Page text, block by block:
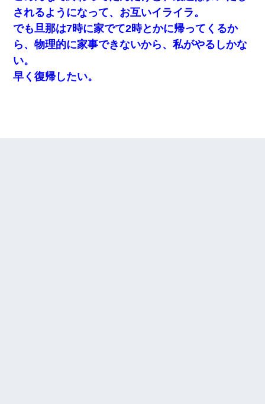
されるようになって、お互いイライラ。
でも旦那は7時に家でて2時とかに帰ってくるか
ら、物理的に家事できないから、私がやるしかな
い。
早く復帰したい。